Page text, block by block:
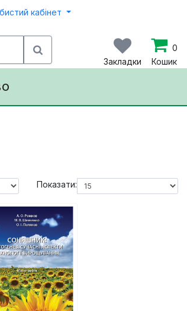
кабінет
Закладки
0
Кошик
Показати: